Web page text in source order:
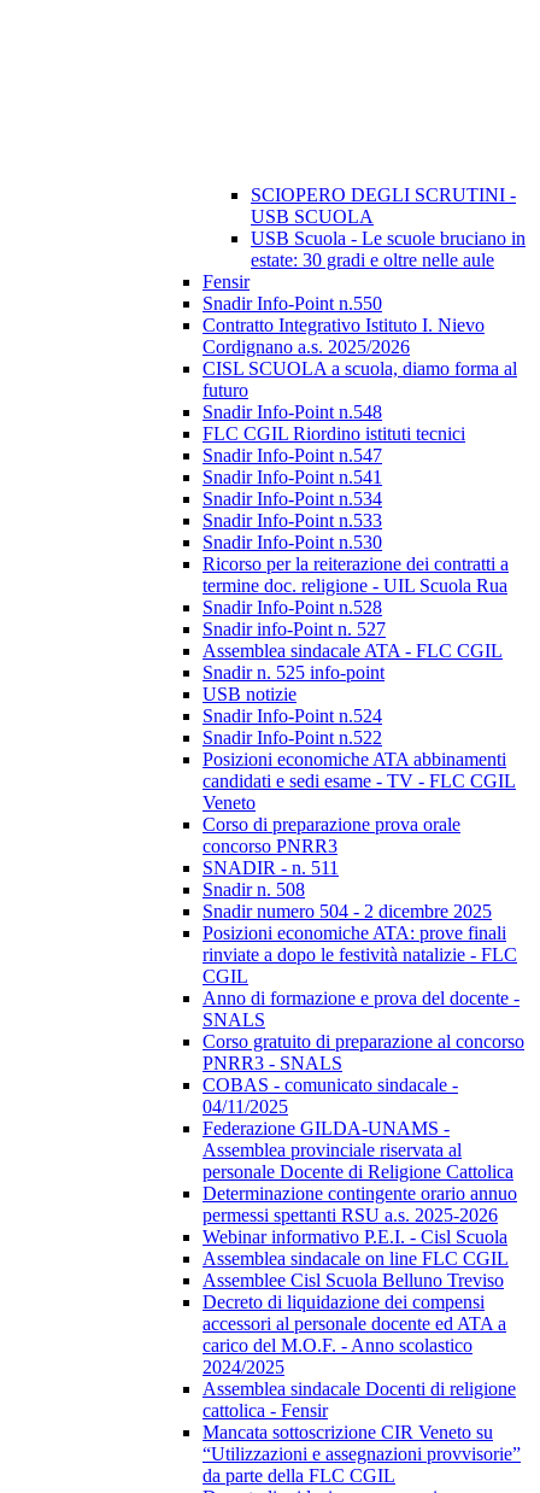
SCIOPERO DEGLI SCRUTINI -
USB SCUOLA
USB Scuola - Le scuole bruciano in
estate: 30 gradi e oltre nelle aule
Fensir
Snadir Info-Point n.550
Contratto Integrativo Istituto I. Nievo
Cordignano a.s. 2025/2026
CISL SCUOLA a scuola, diamo forma al
futuro
Snadir Info-Point n.548
FLC CGIL Riordino istituti tecnici
Snadir Info-Point n.547
Snadir Info-Point n.541
Snadir Info-Point n.534
Snadir Info-Point n.533
Snadir Info-Point n.530
Ricorso per la reiterazione dei contratti a
termine doc. religione - UIL Scuola Rua
Snadir Info-Point n.528
Snadir info-Point n. 527
Assemblea sindacale ATA - FLC CGIL
Snadir n. 525 info-point
USB notizie
Snadir Info-Point n.524
Snadir Info-Point n.522
Posizioni economiche ATA abbinamenti
candidati e sedi esame - TV - FLC CGIL
Veneto
Corso di preparazione prova orale
concorso PNRR3
SNADIR - n. 511
Snadir n. 508
Snadir numero 504 - 2 dicembre 2025
Posizioni economiche ATA: prove finali
rinviate a dopo le festività natalizie - FLC
CGIL
Anno di formazione e prova del docente -
SNALS
Corso gratuito di preparazione al concorso
PNRR3 - SNALS
COBAS - comunicato sindacale -
04/11/2025
Federazione GILDA-UNAMS -
Assemblea provinciale riservata al
personale Docente di Religione Cattolica
Determinazione contingente orario annuo
permessi spettanti RSU a.s. 2025-2026
Webinar informativo P.E.I. - Cisl Scuola
Assemblea sindacale on line FLC CGIL
Assemblee Cisl Scuola Belluno Treviso
Decreto di liquidazione dei compensi
accessori al personale docente ed ATA a
carico del M.O.F. - Anno scolastico
2024/2025
Assemblea sindacale Docenti di religione
cattolica - Fensir
Mancata sottoscrizione CIR Veneto su
“Utilizzazioni e assegnazioni provvisorie”
da parte della FLC CGIL